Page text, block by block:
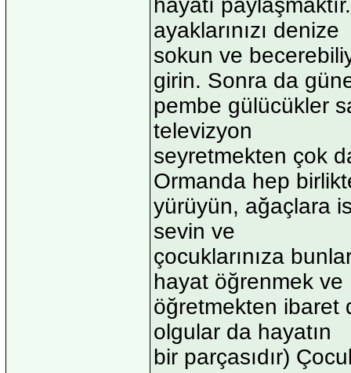
ayaklarınızı denize
sokun ve
girin. Sonra da
pembe gülücükler
televizyon
seyretmekten çok
Ormanda hep
yürüyün, ağaçlara
sevin ve
çocuklarınıza
hayat öğrenmek ve
öğretmekten ibaret
olgular da hayatın
bir parçasıdır)